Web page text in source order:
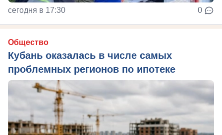
сегодня в 17:30 0
Общество
Кубань оказалась в числе самых
проблемных регионов по ипотеке